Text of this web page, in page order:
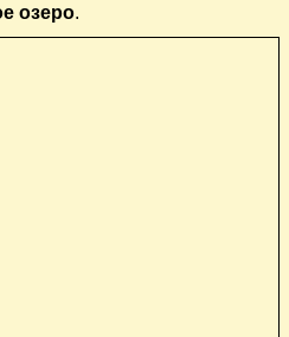
озеро.